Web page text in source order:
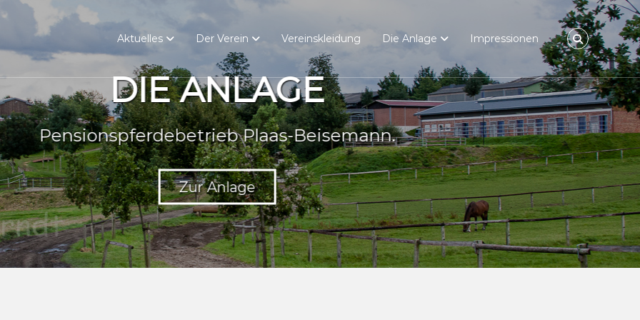
Aktuelles Der Verein Vereinskleidung Die Anlage Impressionen
DIE ANLAGE
Plaas-Beisemann.
Zur Anlage